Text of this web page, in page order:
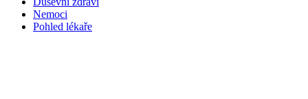
Nemoci
Pohled lékaře